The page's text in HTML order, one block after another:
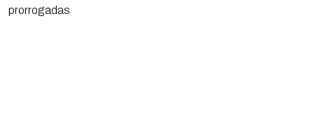
prorrogadas